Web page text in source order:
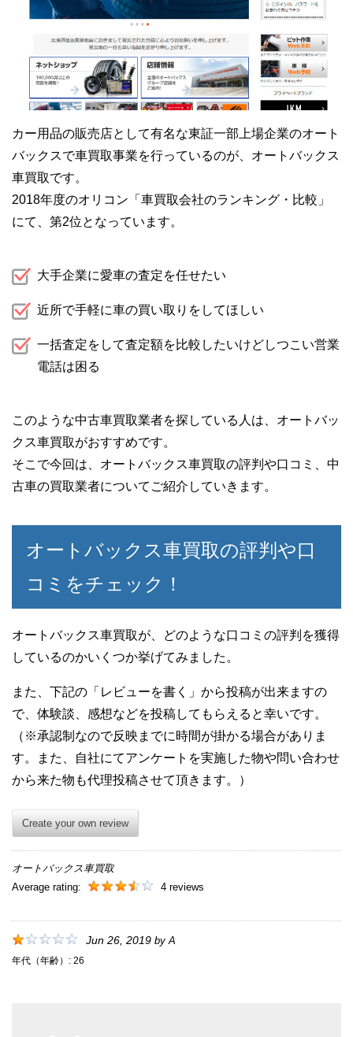
カー用品の販売店として有名な東証一部上場企業のオート
バックスで車買取事業を行っているのが、オートバックス
車買取です。
2018年度のオリコン「車買取会社のランキング・比較」
にて、第2位となっています。
大手企業に愛車の査定を任せたい
近所で手軽に車の買い取りをしてほしい
一括査定をして査定額を比較したいけどしつこい営業
電話は困る
このような中古車買取業者を探している人は、オートバッ
クス車買取がおすすめです。
そこで今回は、オートバックス車買取の評判や口コミ、中
古車の買取業者についてご紹介していきます。
オートバックス車買取の評判や口
コミをチェック！
オートバックス車買取が、どのような口コミの評判を獲得
しているのかいくつか挙げてみました。
また、下記の「レビューを書く」から投稿が出来ますの
で、体験談、感想などを投稿してもらえると幸いです。
（※承認制なので反映までに時間が掛かる場合がありま
す。また、自社にてアンケートを実施した物や問い合わせ
から来た物も代理投稿させて頂きます。）
Create your own review
オートバックス車買取
Average rating:
4 reviews
Jun 26, 2019 byA
年代（年齢）: 26